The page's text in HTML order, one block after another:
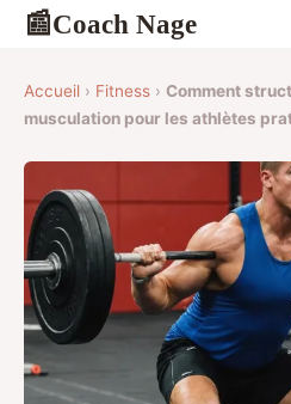
📰Coach Nage
Accueil › Fitness › Comment
musculation pour les athlètes